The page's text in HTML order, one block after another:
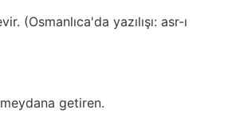
(Osmanlıca'da yazılışı: asr-ı
getiren.